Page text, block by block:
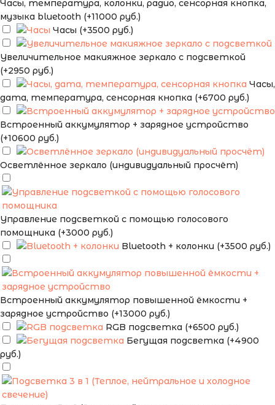
Часы, температура, колонки, радио, сенсорная кнопка,
музыка bluetooth (+11000 руб.)
Часы (+3500 руб.)
Увеличительное макияжное зеркало с подсветкой
(+2950 руб.)
Часы,
дата, температура, сенсорная кнопка (+6700 руб.)
Встроенный аккумулятор + зарядное устройство
(+10600 руб.)
Осветлённое зеркало (индивидуальный просчёт)
Управление подсветкой с помощью голосового
помощника (+3000 руб.)
Bluetooth + колонки (+3500 руб.)
Встроенный аккумулятор повышенной ёмкости +
зарядное устройство (+13000 руб.)
RGB подсветка (+6500 руб.)
Бегущая подсветка (+4900
руб.)